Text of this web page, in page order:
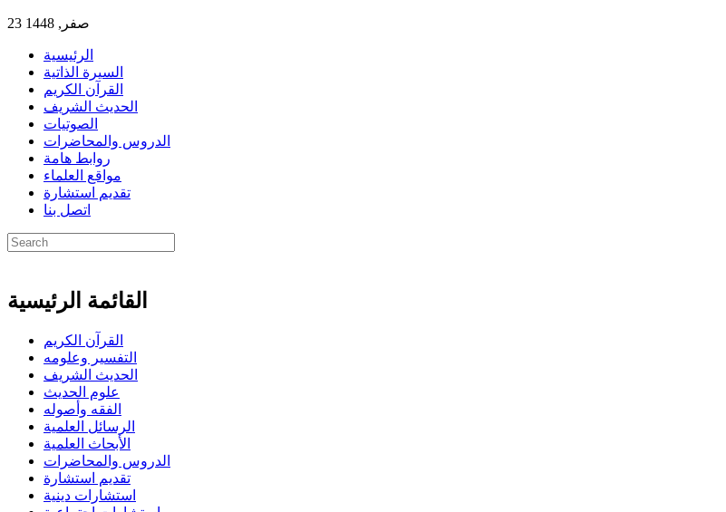
23 صفر, 1448
الرئيسية
السيرة الذاتية
القرآن الكريم
الحديث الشريف
الصوتيات
الدروس والمحاضرات
روابط هامة
مواقع العلماء
تقديم استشارة
اتصل بنا
القائمة الرئيسية
القرآن الكريم
التفسير وعلومه
الحديث الشريف
علوم الحديث
الفقه وأصوله
الرسائل العلمية
الأبحاث العلمية
الدروس والمحاضرات
تقديم استشارة
استشارات دينية